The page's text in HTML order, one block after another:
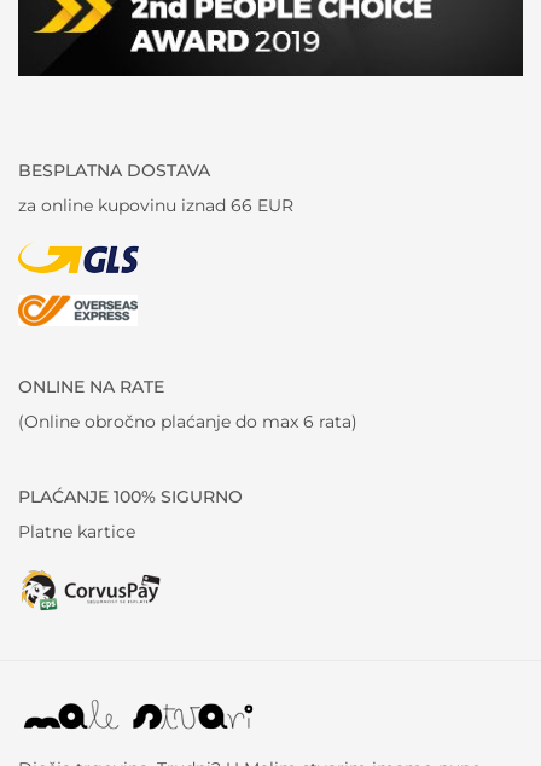
BESPLATNA DOSTAVA
za online kupovinu iznad 66 EUR
ONLINE NA RATE
(Online obročno plaćanje do max 6 rata)
PLAĆANJE 100% SIGURNO
Platne kartice